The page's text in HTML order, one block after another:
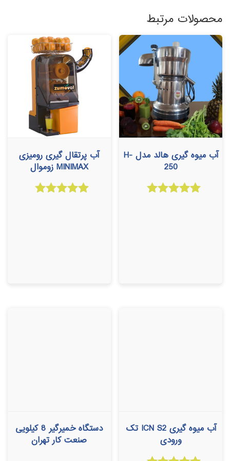
محصولات مرتبط
آب میوه گیری هالد مدل H-
250
آب پرتقال گیری رومیزی
MINIMAX زوموال
آب میوه گیری ICN S2 تک
ورودی
دستگاه خمیرگیر 8 کیلویی
صنعت کار تهران